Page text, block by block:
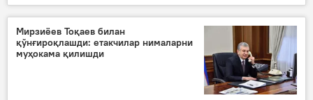
Ҳодисалар
Мирзиёев Тоқаев билан
қўнғироқлашди: етакчилар нималарни
муҳокама қилишди